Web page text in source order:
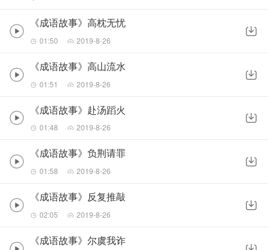
《成语故事》高枕无忧
01:50 2019-8-26
《成语故事》高山流水
01:51 2019-8-26
《成语故事》赴汤蹈火
01:48 2019-8-26
《成语故事》负荆请罪
01:58 2019-8-26
《成语故事》反复推敲
02:05 2019-8-26
《成语故事》尔虞我诈